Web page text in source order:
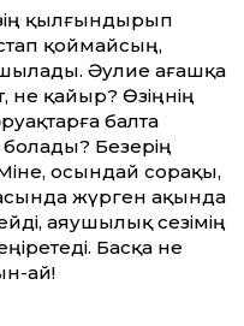
қылғындырып
қоймайсың,
Әулие ағашқа
не қайыр? Өзіңнің
балта
болады? Безерің
осындай сорақы,
жүрген ақында
аяушылық сезімің
Басқа не
ай!